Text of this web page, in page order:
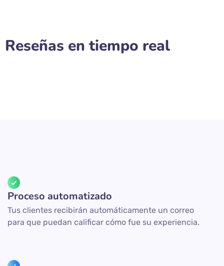
Reseñas en tiempo real
Proceso automatizado
Tus clientes recibirán automáticamente un correo
para que puedan calificar cómo fue su experiencia.